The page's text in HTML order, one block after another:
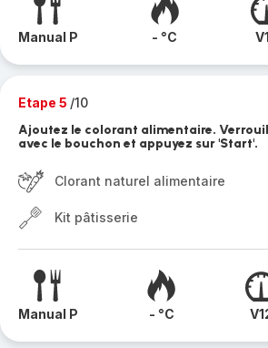
Manual P - °C
Etape 5 /10
Ajoutez le colorant alimentaire.
avec le bouchon et appuyez sur 'Start'.
Clorant naturel alimentaire
Kit pâtisserie
Manual P - °C